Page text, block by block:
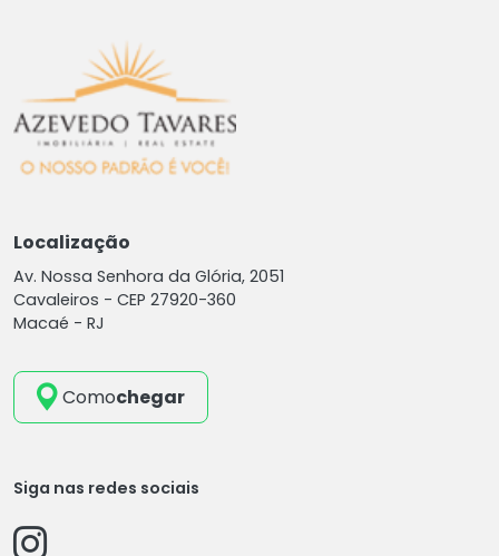
Localização
Av. Nossa Senhora da Glória, 2051
Cavaleiros - CEP 27920-360
Macaé - RJ
Comochegar
Siga nas redes sociais